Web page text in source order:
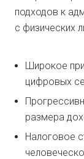
подходов к
с физических
Широкое
цифровых
размера
Налоговое